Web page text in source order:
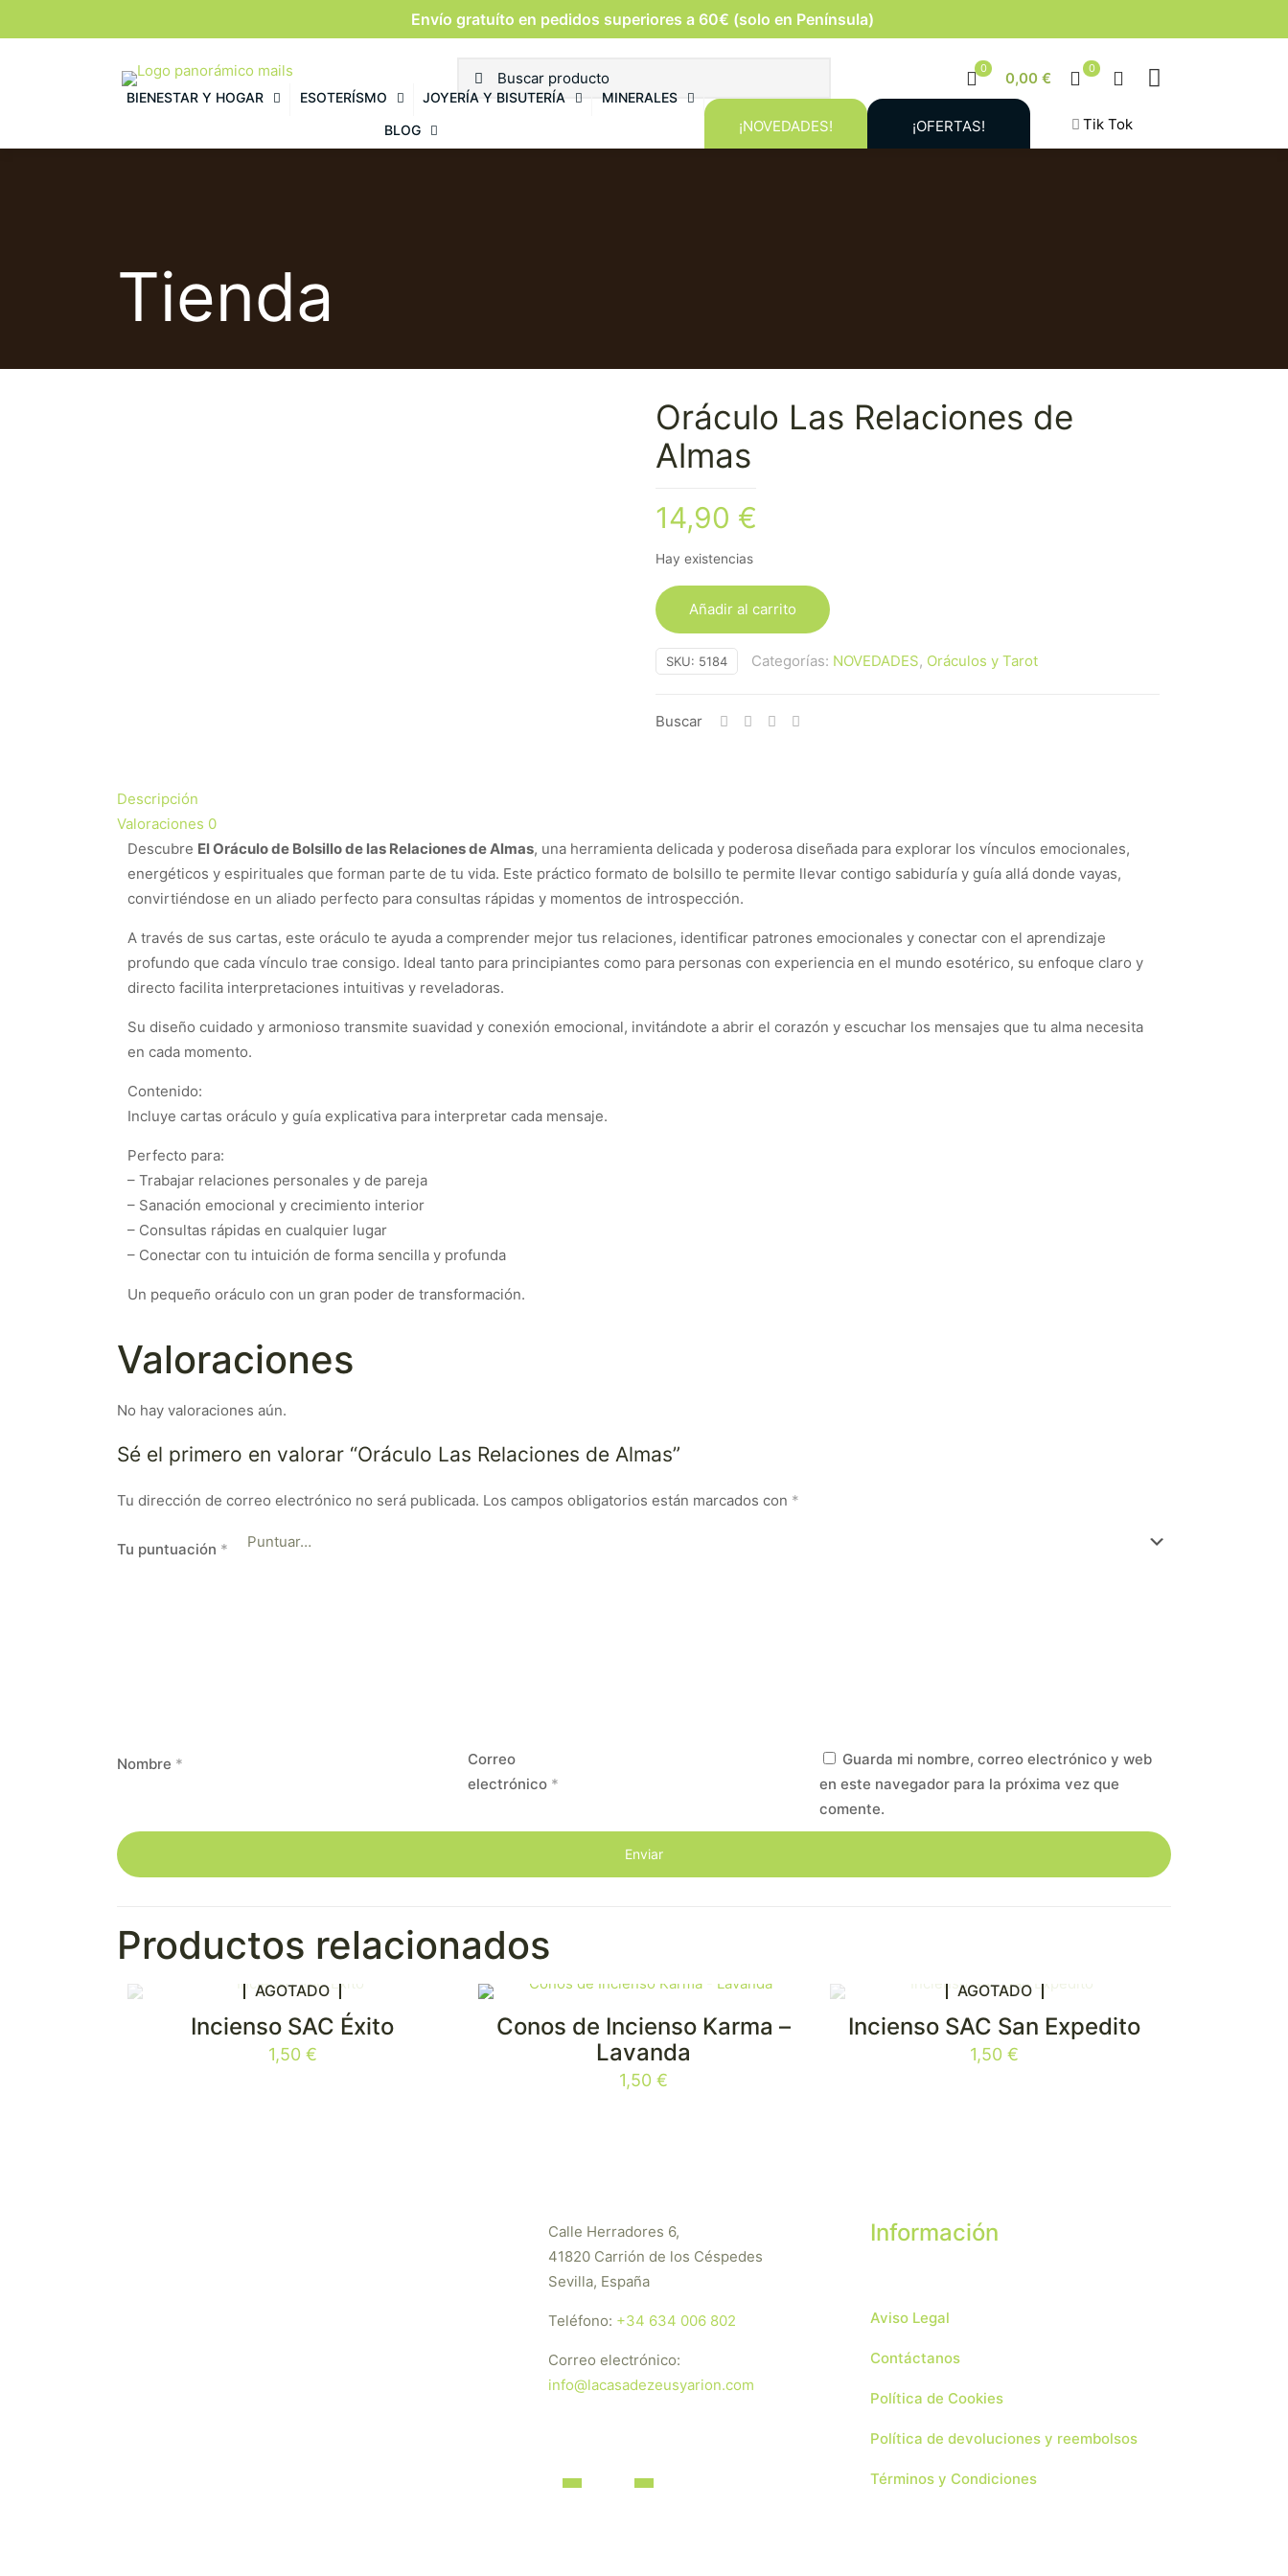
Envío gratuíto en pedidos superiores a 60€ (solo en Península)
0
0,00 €
0
BIENESTAR Y HOGAR ESOTERÍSMO JOYERÍA Y BISUTERÍA
MINERALES
BLOG
¡NOVEDADES! ¡OFERTAS! Tik Tok
Tienda
Oráculo Las Relaciones de
Almas
14,90 €
Hay existencias
Añadir al carrito
SKU: 5184 Categorías: NOVEDADES, Oráculos y Tarot
Buscar
Descripción
Valoraciones 0
Descubre El Oráculo de Bolsillo de las Relaciones de Almas, una herramienta delicada y poderosa diseñada para explorar los vínculos emocionales,
energéticos y espirituales que forman parte de tu vida. Este práctico formato de bolsillo te permite llevar contigo sabiduría y guía allá donde vayas,
convirtiéndose en un aliado perfecto para consultas rápidas y momentos de introspección.
A través de sus cartas, este oráculo te ayuda a comprender mejor tus relaciones, identificar patrones emocionales y conectar con el aprendizaje
profundo que cada vínculo trae consigo. Ideal tanto para principiantes como para personas con experiencia en el mundo esotérico, su enfoque claro y
directo facilita interpretaciones intuitivas y reveladoras.
Su diseño cuidado y armonioso transmite suavidad y conexión emocional, invitándote a abrir el corazón y escuchar los mensajes que tu alma necesita
en cada momento.
Contenido:
Incluye cartas oráculo y guía explicativa para interpretar cada mensaje.
Perfecto para:
– Trabajar relaciones personales y de pareja
– Sanación emocional y crecimiento interior
– Consultas rápidas en cualquier lugar
– Conectar con tu intuición de forma sencilla y profunda
Un pequeño oráculo con un gran poder de transformación.
Valoraciones
No hay valoraciones aún.
Sé el primero en valorar “Oráculo Las Relaciones de Almas”
Tu dirección de correo electrónico no será publicada. Los campos obligatorios están marcados con *
Tu puntuación *
Nombre *
Correo
electrónico *
Guarda mi nombre, correo electrónico y web
en este navegador para la próxima vez que
comente.
Productos relacionados
AGOTADO
Incienso SAC Éxito
1,50 €
Conos de Incienso Karma –
Lavanda
1,50 €
AGOTADO
Incienso SAC San Expedito
1,50€
Calle Herradores 6,
41820 Carrión de los Céspedes
Sevilla, España
Teléfono: +34 634 006 802
Correo electrónico:
info@lacasadezeusyarion.com
Información
Aviso Legal
Contáctanos
Política de Cookies
Política de devoluciones y reembolsos
Términos y Condiciones